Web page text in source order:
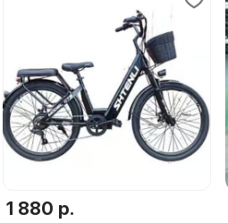
1 880 р.